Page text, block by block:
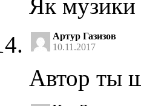
Як музики
Артур Газизов
10.11.2017
Автор ты